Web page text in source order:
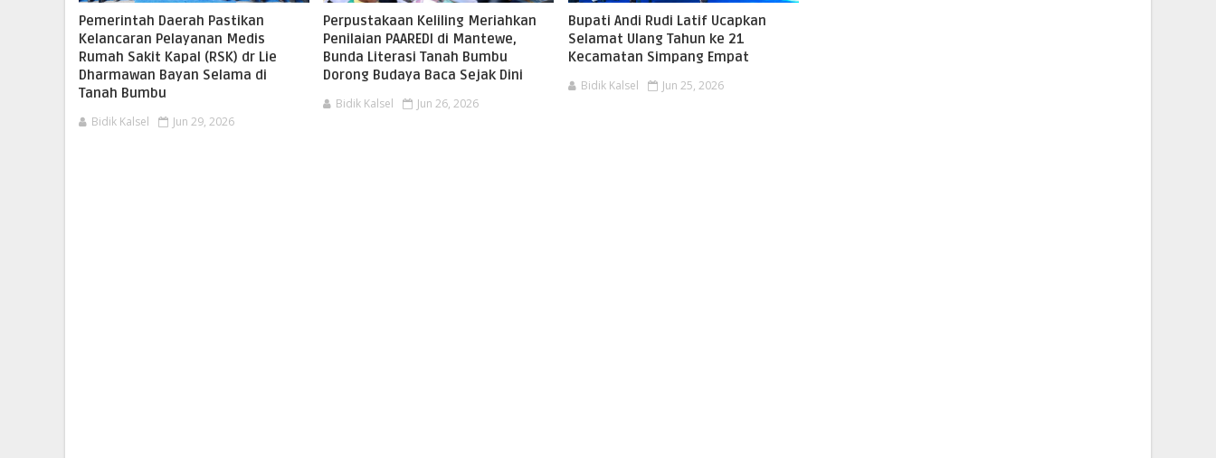
Pemerintah Daerah Pastikan
Kelancaran Pelayanan Medis
Rumah Sakit Kapal (RSK) dr Lie
Dharmawan Bayan Selama di
Tanah Bumbu
Bidik Kalsel Jun 29, 2026
Perpustakaan Keliling Meriahkan
Penilaian PAAREDI di Mantewe,
Bunda Literasi Tanah Bumbu
Dorong Budaya Baca Sejak Dini
Bidik Kalsel Jun 26, 2026
Bupati Andi Rudi Latif Ucapkan
Selamat Ulang Tahun ke 21
Kecamatan Simpang Empat
Bidik Kalsel Jun 25, 2026